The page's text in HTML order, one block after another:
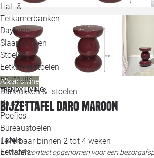
Hal- &
Eetkamerbanken
Daybeds
Slaapbanken
Stoelen
Eetkamerstoelen
Fauteuils
Barkrukken & -stoelen
Krukjes
Poefjes
Bureaustoelen
Tafels
Eettafels
Alleen online
TRENDY LIVING
Bijzettafel Daro maroon
Leverbaar binnen 2 tot 4 weken
Er wordt contact opgenomen voor een